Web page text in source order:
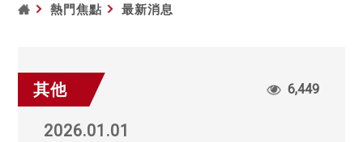
熱門焦點 最新消息
其他
2026.01.01
6,449